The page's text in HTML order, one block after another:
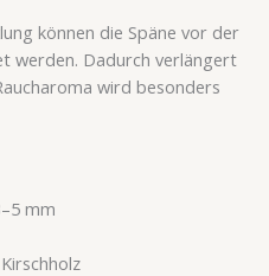
können die Späne vor der
werden. Dadurch verlängert
wird besonders
mm